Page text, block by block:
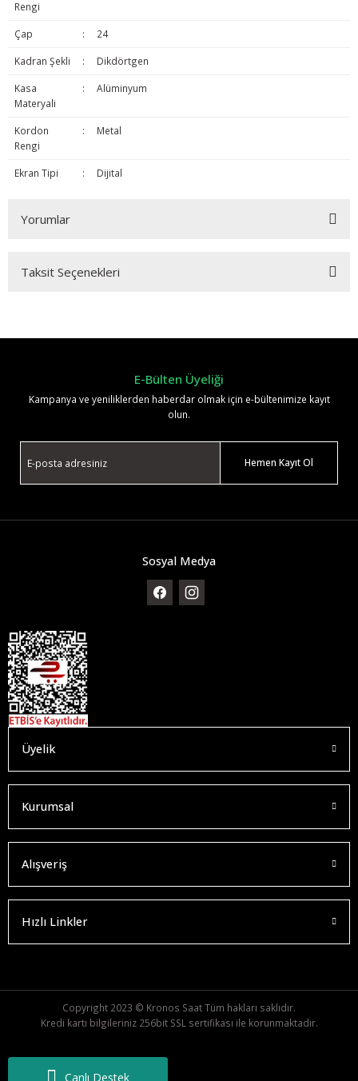
Canlı Destek
Rengi
Çap : 24
Kadran Şekli : Dikdörtgen
Kasa
Materyali
: Alüminyum
Kordon
Rengi
: Metal
Ekran Tipi : Dijital
Yorumlar
Taksit Seçenekleri
E-Bülten Üyeliği
Kampanya ve yeniliklerden haberdar olmak için e-bültenimize kayıt
olun.
Hemen Kayıt Ol
Sosyal Medya
Üyelik
Kurumsal
Alışveriş
Hızlı Linkler
Copyright 2023 © Kronos Saat Tüm hakları saklıdır.
Kredi kartı bilgileriniz 256bit SSL sertifikası ile korunmaktadır.